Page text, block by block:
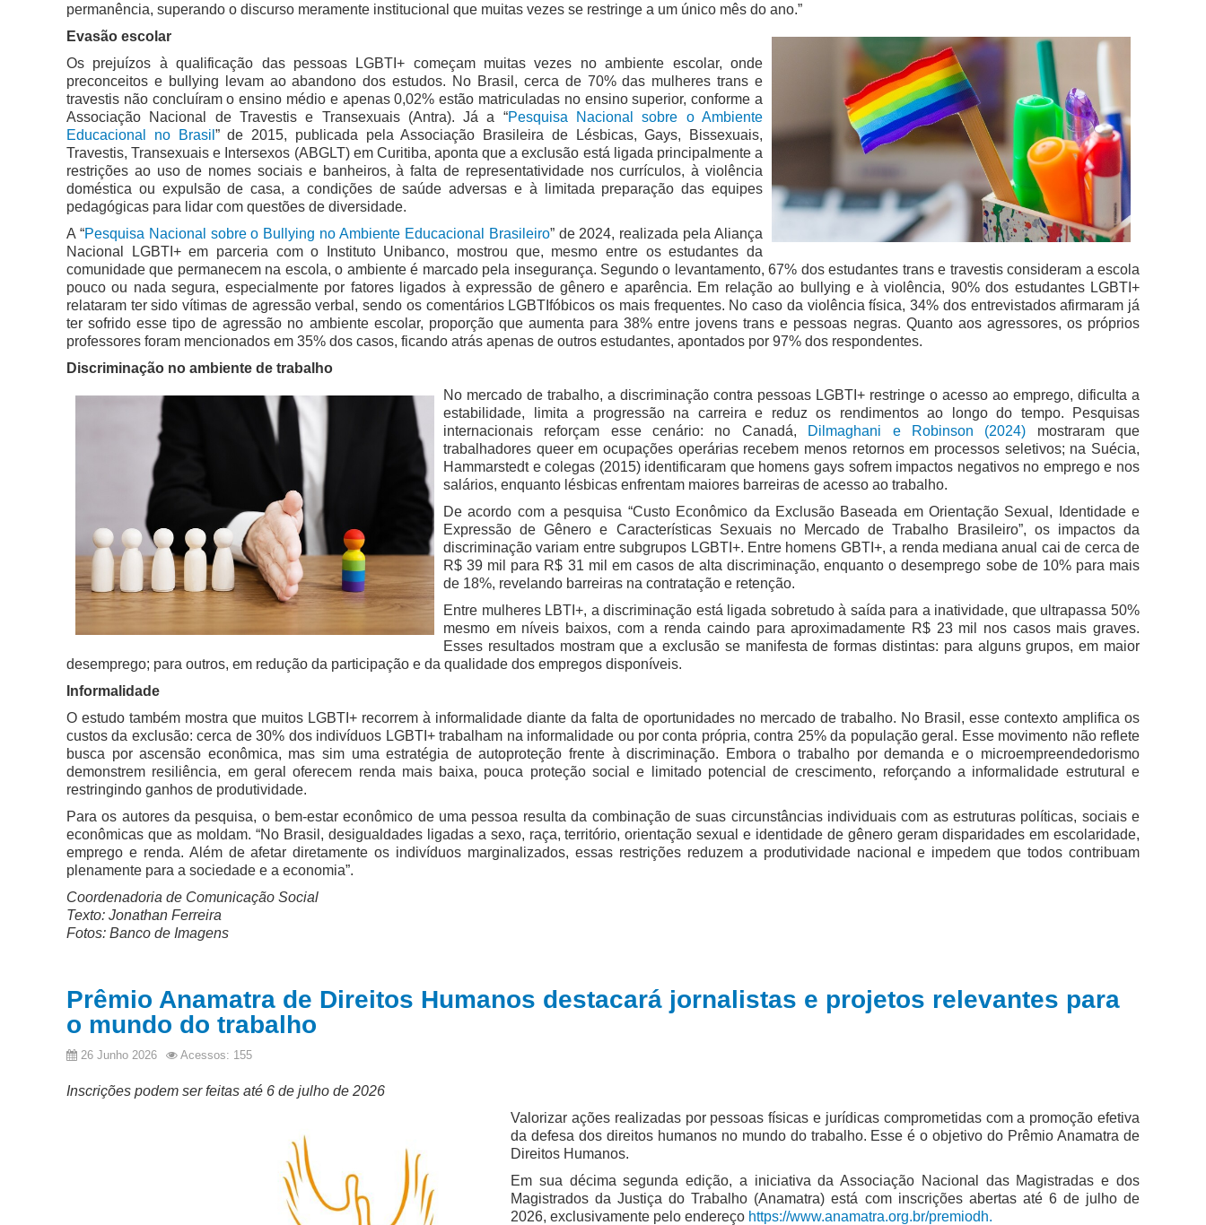
permanência, superando o discurso meramente institucional que muitas vezes se restringe a um único mês do ano.”
Evasão escolar
Os prejuízos à qualificação das pessoas LGBTI+ começam muitas vezes no ambiente escolar, onde
preconceitos e bullying levam ao abandono dos estudos. No Brasil, cerca de 70% das mulheres trans e
travestis não concluíram o ensino médio e apenas 0,02% estão matriculadas no ensino superior, conforme a
Associação Nacional de Travestis e Transexuais (Antra). Já a “Pesquisa Nacional sobre o Ambiente
Educacional no Brasil ” de 2015, publicada pela Associação Brasileira de Lésbicas, Gays, Bissexuais,
Travestis, Transexuais e Intersexos (ABGLT) em Curitiba, aponta que a exclusão está ligada principalmente a
restrições ao uso de nomes sociais e banheiros, à falta de representatividade nos currículos, à violência
doméstica ou expulsão de casa, a condições de saúde adversas e à limitada preparação das equipes
pedagógicas para lidar com questões de diversidade.
A “Pesquisa Nacional sobre o Bullying no Ambiente Educacional Brasileiro” de 2024, realizada pela Aliança
Nacional LGBTI+ em parceria com o Instituto Unibanco, mostrou que, mesmo entre os estudantes da
comunidade que permanecem na escola, o ambiente é marcado pela insegurança. Segundo o levantamento, 67% dos estudantes trans e travestis consideram a escola
pouco ou nada segura, especialmente por fatores ligados à expressão de gênero e aparência. Em relação ao bullying e à violência, 90% dos estudantes LGBTI+
relataram ter sido vítimas de agressão verbal, sendo os comentários LGBTIfóbicos os mais frequentes. No caso da violência física, 34% dos entrevistados afirmaram já
ter sofrido esse tipo de agressão no ambiente escolar, proporção que aumenta para 38% entre jovens trans e pessoas negras. Quanto aos agressores, os próprios
professores foram mencionados em 35% dos casos, ficando atrás apenas de outros estudantes, apontados por 97% dos respondentes.
Discriminação no ambiente de trabalho
No mercado de trabalho, a discriminação contra pessoas LGBTI+ restringe o acesso ao emprego, dificulta a
estabilidade, limita a progressão na carreira e reduz os rendimentos ao longo do tempo. Pesquisas
internacionais reforçam esse cenário: no Canadá,
Dilmaghani e Robinson (2024) mostraram que
trabalhadores queer em ocupações operárias recebem menos retornos em processos seletivos; na Suécia,
Hammarstedt e colegas (2015) identificaram que homens gays sofrem impactos negativos no emprego e nos
salários, enquanto lésbicas enfrentam maiores barreiras de acesso ao trabalho.
De acordo com a pesquisa “Custo Econômico da Exclusão Baseada em Orientação Sexual, Identidade e
Expressão de Gênero e Características Sexuais no Mercado de Trabalho Brasileiro”, os impactos da
discriminação variam entre subgrupos LGBTI+. Entre homens GBTI+, a renda mediana anual cai de cerca de
R$ 39 mil para R$ 31 mil em casos de alta discriminação, enquanto o desemprego sobe de 10% para mais
de 18%, revelando barreiras na contratação e retenção.
Entre mulheres LBTI+, a discriminação está ligada sobretudo à saída para a inatividade, que ultrapassa 50%
mesmo em níveis baixos, com a renda caindo para aproximadamente R$ 23 mil nos casos mais graves.
Esses resultados mostram que a exclusão se manifesta de formas distintas: para alguns grupos, em maior
desemprego; para outros, em redução da participação e da qualidade dos empregos disponíveis.
Informalidade
O estudo também mostra que muitos LGBTI+ recorrem à informalidade diante da falta de oportunidades no mercado de trabalho. No Brasil, esse contexto amplifica os
custos da exclusão: cerca de 30% dos indivíduos LGBTI+ trabalham na informalidade ou por conta própria, contra 25% da população geral. Esse movimento não reflete
busca por ascensão econômica, mas sim uma estratégia de autoproteção frente à discriminação. Embora o trabalho por demanda e o microempreendedorismo
demonstrem resiliência, em geral oferecem renda mais baixa, pouca proteção social e limitado potencial de crescimento, reforçando a informalidade estrutural e
restringindo ganhos de produtividade.
Para os autores da pesquisa, o bem-estar econômico de uma pessoa resulta da combinação de suas circunstâncias individuais com as estruturas políticas, sociais e
econômicas que as moldam. “No Brasil, desigualdades ligadas a sexo, raça, território, orientação sexual e identidade de gênero geram disparidades em escolaridade,
emprego e renda. Além de afetar diretamente os indivíduos marginalizados, essas restrições reduzem a produtividade nacional e impedem que todos contribuam
plenamente para a sociedade e a economia”.
Coordenadoria de Comunicação Social
Texto: Jonathan Ferreira
Fotos: Banco de Imagens
Prêmio Anamatra de Direitos Humanos destacará jornalistas e projetos relevantes para
o mundo do trabalho
26 Junho 2026 Acessos: 155
Inscrições podem ser feitas até 6 de julho de 2026
Valorizar ações realizadas por pessoas físicas e jurídicas comprometidas com a promoção efetiva
da defesa dos direitos humanos no mundo do trabalho. Esse é o objetivo do Prêmio Anamatra de
Direitos Humanos.
Em sua décima segunda edição, a iniciativa da Associação Nacional das Magistradas e dos
Magistrados da Justiça do Trabalho (Anamatra) está com inscrições abertas até 6 de julho de
2026, exclusivamente pelo endereço https://www.anamatra.org.br/premiodh.